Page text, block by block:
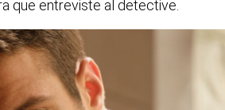
que entreviste al detective.